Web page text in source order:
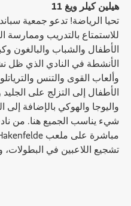
هيلين كيلر ويغ 11
الأطفال والشباب
الأنشطة في النادي الذي ظل
وألعاب القوى والتنس
الأطفال إلى التزلج على
واليوجا والهوكي بالإضافة إلى
تشجيع اللاعبين في